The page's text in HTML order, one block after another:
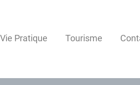
Vie Pratique Tourisme